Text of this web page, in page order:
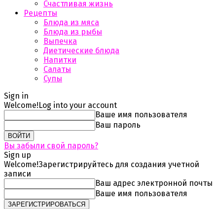
Счастливая жизнь
Рецепты
Блюда из мяса
Блюда из рыбы
Выпечка
Диетические блюда
Напитки
Салаты
Супы
Sign in
Welcome!Log into your account
Ваше имя пользователя
Ваш пароль
Вы забыли свой пароль?
Sign up
Welcome!Зарегистрируйтесь для создания учетной
записи
Ваш адрес электронной почты
Ваше имя пользователя